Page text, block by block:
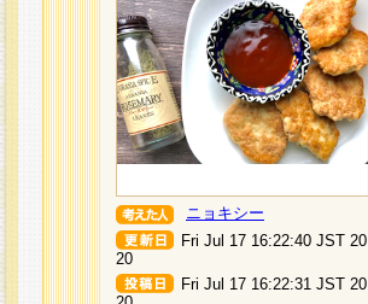
ニョキシー
Fri Jul 17 16:22:40 JST 20
20
Fri Jul 17 16:22:31 JST 20